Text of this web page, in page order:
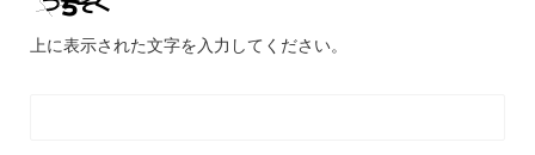
上に表示された文字を入力してください。